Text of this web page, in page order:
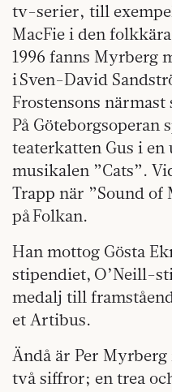
tv-serier, till
MacFie i den
1996 fanns Myrberg
i Sven-David
Frostensons
På Göteborgsoperan
teaterkatten Gus i
musikalen ”Cats”.
Trapp när ”Sound of
på Folkan.
Han mottog Gösta
stipendiet, O’Neill-
medalj till
et Artibus.
Ändå är Per
två siffror; en trea